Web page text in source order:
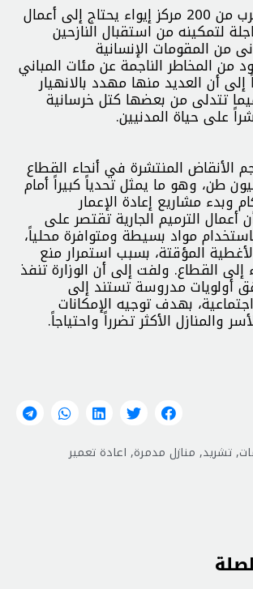
وأضاف أن ما يقرب من 200 مركز إيواء يحتاج إلى أعمال
لتمكينه من استقبال النازحين
من المقومات الإنسانية
من المخاطر الناجمة عن مئات المباني
إلى أن العديد منها مهدد بالانهيار
تتدلى من بعضها كتل خرسانية
على حياة المدنيين.
الأنقاض المنتشرة في أنحاء القطاع
بنحو 60 مليون طن، وهو ما يمثل تحدياً كبيراً أمام
وبدء مشاريع إعادة الإعمار
أعمال الترميم الجارية تقتصر على
مواد بسيطة ومتوافرة محلياً،
المؤقتة، بسبب استمرار منع
إلى القطاع. ولفت إلى أن الوزارة تنفذ
أولويات مدروسة تستند إلى
بهدف توجيه الإمكانات
والمنازل الأكثر تضرراً واحتياجاً.
,تشريد, منازل مدمرة, اعادة تعمير